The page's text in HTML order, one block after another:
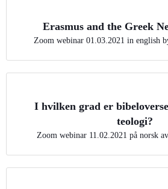
Erasmus and the Greek
Zoom webinar 01.03.2021 in english
I hvilken grad er
teologi?
Zoom webinar 11.02.2021 på norsk